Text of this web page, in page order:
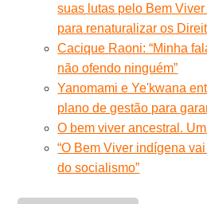
suas lutas pelo Bem
para renaturalizar os
Cacique Raoni: “Minha
não ofendo ninguém”
Yanomami e Ye'kwana
plano de gestão para
O bem viver ancestral.
“O Bem Viver indígena
do socialismo”